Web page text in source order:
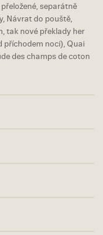
separátně
Návrat do pouště,
tak nové překlady her
příchodem noci), Quai
des champs de coton